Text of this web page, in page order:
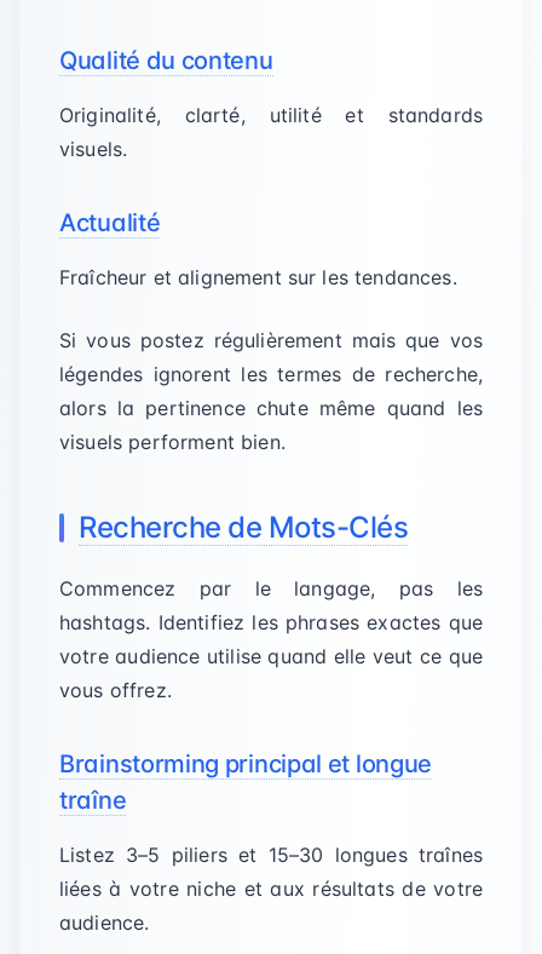
Qualité du contenu
Originalité, clarté, utilité et standards
visuels.
Actualité
Fraîcheur et alignement sur les tendances.
Si vous postez régulièrement mais que vos
légendes ignorent les termes de recherche,
alors la pertinence chute même quand les
visuels performent bien.
Recherche de Mots-Clés
Commencez par le langage, pas les
hashtags. Identifiez les phrases exactes que
votre audience utilise quand elle veut ce que
vous offrez.
Brainstorming principal et longue
traîne
Listez 3–5 piliers et 15–30 longues traînes
liées à votre niche et aux résultats de votre
audience.